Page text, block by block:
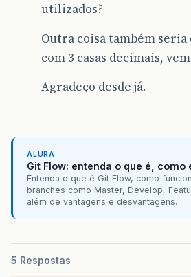
utilizados?
Outra coisa também
com 3 casas decimais,
Agradeço desde já.
ALURA
Git Flow: entenda o que é, como
Entenda o que é Git Flow, como
branches como Master, Develop,
além de vantagens e desvantagens.
5 Respostas